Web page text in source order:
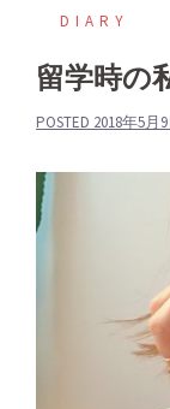
DIARY
留学時の
POSTED 2018年5月